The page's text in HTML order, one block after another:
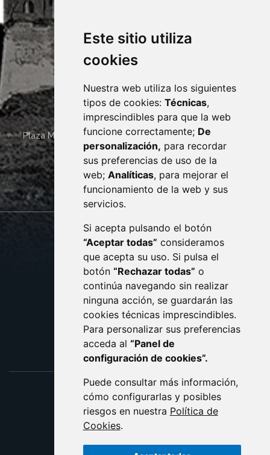
Este sitio utiliza
cookies
Nuestra web utiliza los siguientes
tipos de cookies: Técnicas,
imprescindibles para que la web
funcione correctamente; De
personalización, para recordar
sus preferencias de uso de la
web; Analíticas, para mejorar el
funcionamiento de la web y sus
servicios.
Si acepta pulsando el botón
“Aceptar todas” consideramos
que acepta su uso. Si pulsa el
botón “Rechazar todas” o
continúa navegando sin realizar
ninguna acción, se guardarán las
cookies técnicas imprescindibles.
Para personalizar sus preferencias
acceda al “Panel de
configuración de cookies”.
Puede consultar más información,
cómo configurarlas y posibles
riesgos en nuestra Política de
Cookies.
Plaza Mayor 4 22400 MONZÓN - ARAGÓN (ESPAÑA)
· (34) 974 400 700 ·
sac@monzon.es
monzon.es
CONTACTO
AVISO LEGAL
PROTECCIÓN DE DATOS
POLÍTICA DE COOKIES
ACCESIBILIDAD
ENLACE EXTERNO AL